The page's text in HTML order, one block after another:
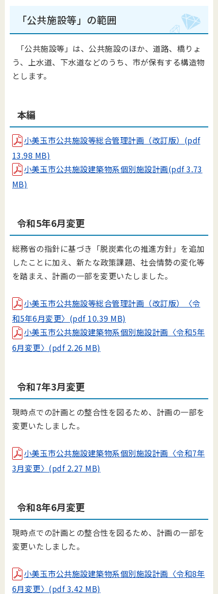
「公共施設等」の範囲
「公共施設等」は、公共施設のほか、道路、橋りょ
う、上水道、下水道などのうち、市が保有する構造物
とします。
本編
小美玉市公共施設等総合管理計画（改訂版）(pdf
13.98 MB)
小美玉市公共施設建築物系個別施設計画(pdf 3.73
MB)
令和5年6月変更
総務省の指針に基づき「脱炭素化の推進方針」を追加
したことに加え、新たな政策課題、社会情勢の変化等
を踏まえ、計画の一部を変更いたしました。
小美玉市公共施設等総合管理計画（改訂版）〈令
和5年6月変更〉(pdf 10.39 MB)
小美玉市公共施設建築物系個別施設計画〈令和5年
6月変更〉(pdf 2.26 MB)
令和7年3月変更
現時点での計画との整合性を図るため、計画の一部を
変更いたしました。
小美玉市公共施設建築物系個別施設計画〈令和7年
3月変更〉(pdf 2.27 MB)
令和8年6月変更
現時点での計画との整合性を図るため、計画の一部を
変更いたしました。
小美玉市公共施設建築物系個別施設計画〈令和8年
6月変更〉(pdf 3.42 MB)